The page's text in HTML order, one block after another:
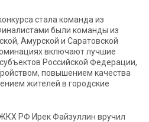
стала команда из
были команды из
Амурской и Саратовской
включают лучшие
Российской Федерации,
повышением качества
жителей в городские
РФ Ирек Файзуллин вручил